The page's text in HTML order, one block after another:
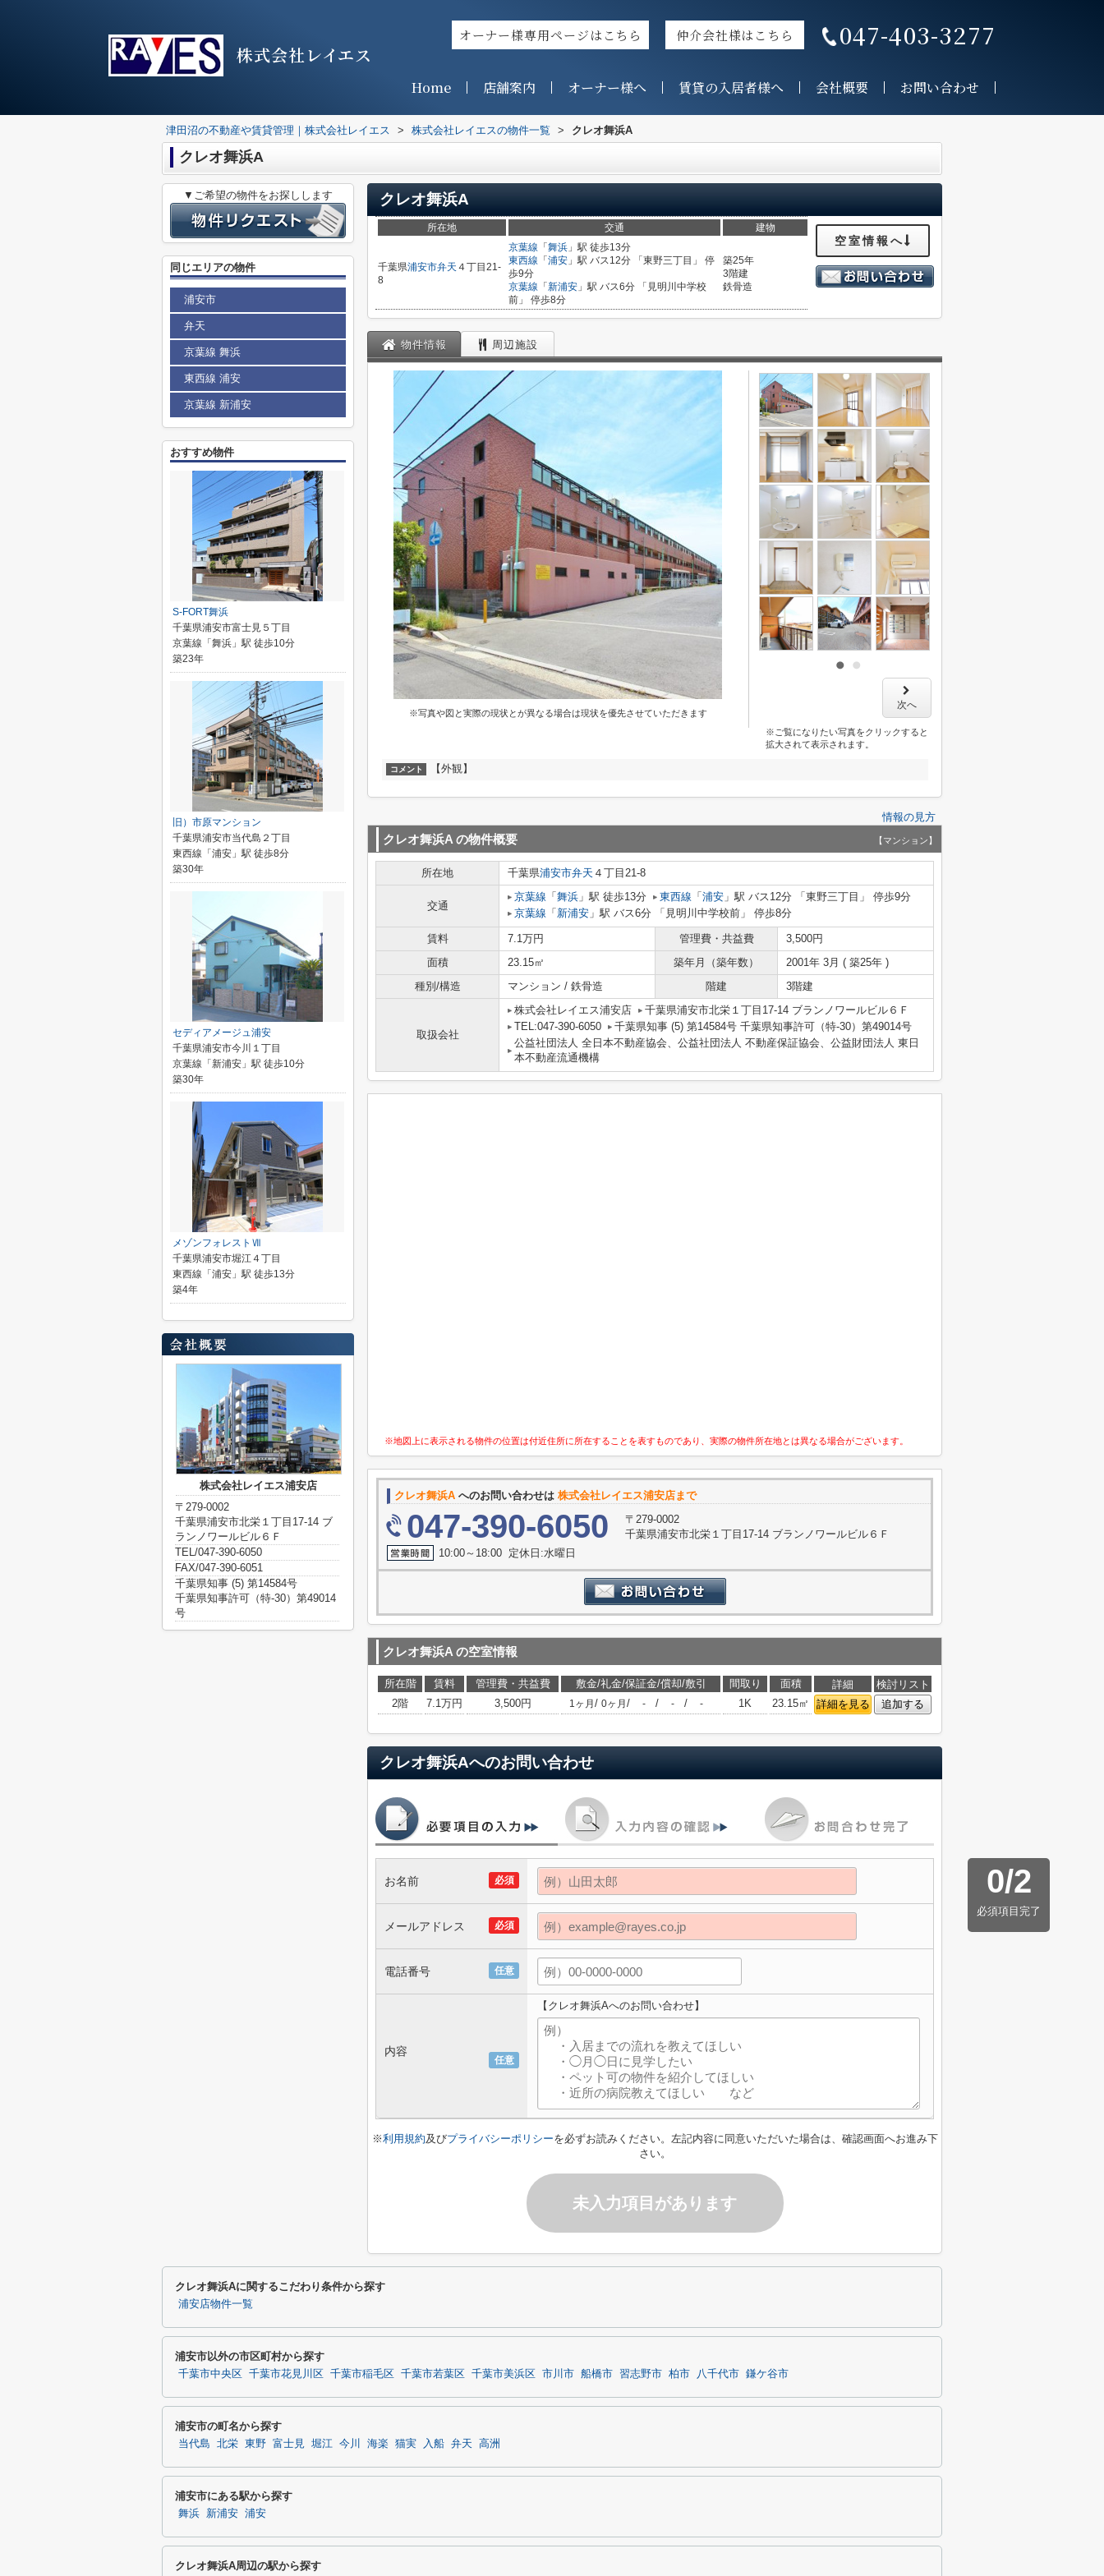
株式会社レイエス
オーナー様専用ページはこちら 仲介会社様はこちら 047-403-3277
Home 店舗案内 オーナー様へ 賃貸の入居者様へ 会社概要 お問い合わせ
津田沼の不動産や賃貸管理｜株式会社レイエス > 株式会社レイエスの物件一覧 > クレオ舞浜A
クレオ舞浜A
クレオ舞浜A
所在地 交通 建物
千葉県浦安市弁天 ４丁目21-
8
京葉線 「 舞浜 」駅 徒歩13分
東西線 「 浦安 」駅 バス12分 「東野三丁目」 停
歩9分
京葉線 「 新浦安 」駅 バス6分 「見明川中学校
前」 停歩8分
築25年
3階建
鉄骨造
空室情報へ
物件情報 周辺施設
※写真や図と実際の現状とが異なる場合は現状を優先させていただきます
次へ
※ご覧になりたい写真をクリックすると
拡大されて表示されます。
コメント 【外観】
情報の見方
クレオ舞浜A の物件概要 【マンション】
所在地 千葉県浦安市弁天 ４丁目21-8
交通
京葉線 「 舞浜 」駅 徒歩13分 東西線 「 浦安 」駅 バス12分 「東野三丁目」 停歩9分
京葉線 「 新浦安 」駅 バス6分 「見明川中学校前」 停歩8分
賃料 7.1万円 管理費・共益費
3,500円
面積
23.15㎡ 築年月（築年数）
2001年 3月 ( 築25年 )
種別/構造
マンション / 鉄骨造 階建 3階建
取扱会社
株式会社レイエス浦安店
千葉県浦安市北栄１丁目17-14 ブランノワールビル６Ｆ
TEL:047-390-6050
千葉県知事 (5) 第14584号 千葉県知事許可（特-30）第49014号
公益社団法人 全日本不動産協会、公益社団法人 不動産保証協会、公益財団法人 東日
本不動産流通機構
※地図上に表示される物件の位置は付近住所に所在することを表すものであり、実際の物件所在地とは異なる場合がございます。
クレオ舞浜A へのお問い合わせは 株式会社レイエス浦安店まで
047-390-6050
〒279-0002
千葉県浦安市北栄１丁目17-14 ブランノワールビル６Ｆ
10:00～18:00 定休日:水曜日
クレオ舞浜A の空室情報
所在階 賃料 管理費・共益費 敷金/礼金/保証金/償却/敷引 間取り 面積 詳細
検討リスト
2階
7.1万円 3,500円 1ヶ月 / 0ヶ月 / - / - / - 1K 23.15㎡ 詳細を見る 追加する
クレオ舞浜Aへのお問い合わせ
0/2
必須項目完了
必須
お名前
必須
メールアドレス
任意
電話番号
任意
内容
【クレオ舞浜Aへのお問い合わせ】
※利用規約及びプライバシーポリシーを必ずお読みください。左記内容に同意いただいた場合は、確認画面へお進み下
さい。
未入力項目があります
▼ご希望の物件をお探しします
同じエリアの物件
浦安市
弁天
京葉線 舞浜
東西線 浦安
京葉線 新浦安
おすすめ物件
S-FORT舞浜
千葉県浦安市富士見５丁目
京葉線「舞浜」駅 徒歩10分
築23年
旧）市原マンション
千葉県浦安市当代島２丁目
東西線「浦安」駅 徒歩8分
築30年
セディアメージュ浦安
千葉県浦安市今川１丁目
京葉線「新浦安」駅 徒歩10分
築30年
メゾンフォレストⅦ
千葉県浦安市堀江４丁目
東西線「浦安」駅 徒歩13分
築4年
株式会社レイエス浦安店
〒279-0002
千葉県浦安市北栄１丁目17-14 ブ
ランノワールビル６Ｆ
TEL/047-390-6050
FAX/047-390-6051
千葉県知事 (5) 第14584号
千葉県知事許可（特-30）第49014
号
クレオ舞浜Aに関するこだわり条件から探す
浦安店物件一覧
浦安市以外の市区町村から探す
千葉市中央区 千葉市花見川区 千葉市稲毛区 千葉市若葉区 千葉市美浜区 市川市 船橋市 習志野市 柏市 八千代市 鎌ケ谷市
浦安市の町名から探す
当代島 北栄 東野 富士見 堀江 今川 海楽 猫実 入船 弁天 高洲
浦安市にある駅から探す
舞浜 新浦安 浦安
クレオ舞浜A周辺の駅から探す